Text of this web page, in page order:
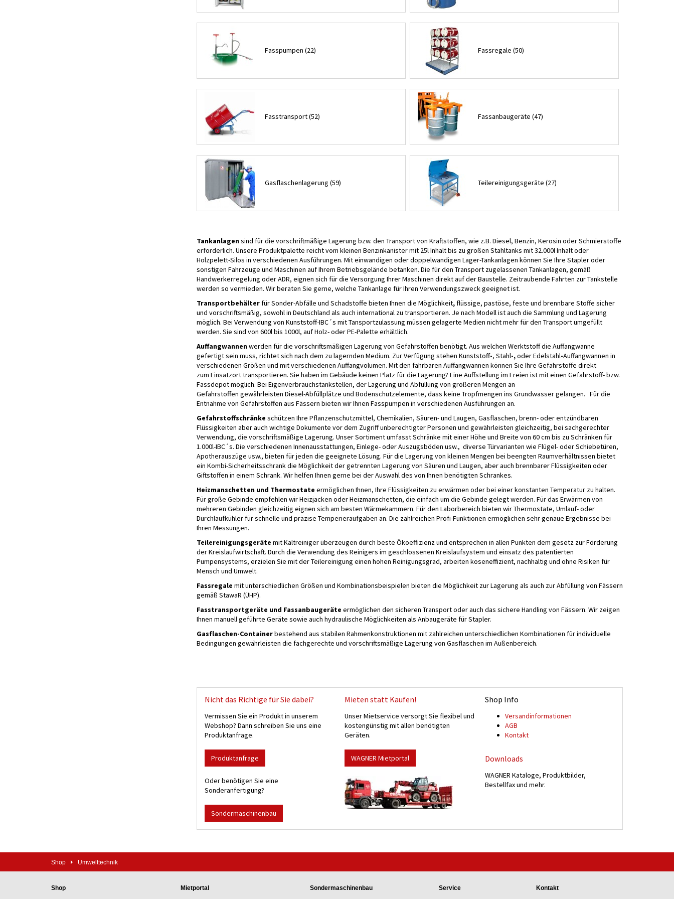
Fasspumpen (22) Fassregale (50)
Fasstransport (52) Fassanbaugeräte (47)
Gasflaschenlagerung (59) Teilereinigungsgeräte (27)
Tankanlagensind für die vorschriftmäßige Lagerung bzw. den Transport von Kraftstoffen, wie z.B. Diesel, Benzin, Kerosin oder Schmierstoffe
erforderlich. Unsere Produktpalette reicht vom kleinen Benzinkanister mit 25l Inhalt bis zu großen Stahltanks mit 32.000l Inhalt oder
Holzpelett-Silos in verschiedenen Ausführungen. Mit einwandigen oder doppelwandigen Lager-Tankanlagen können Sie Ihre Stapler oder
sonstigen Fahrzeuge und Maschinen auf Ihrem Betriebsgelände betanken. Die für den Transport zugelassenen Tankanlagen, gemäß
Handwerkerregelung oder ADR, eignen sich für die Versorgung Ihrer Maschinen direkt auf der Baustelle. Zeitraubende Fahrten zur Tankstelle
werden so vermieden. Wir beraten Sie gerne, welche Tankanlage für Ihren Verwendungszweck geeignet ist.
Transportbehälterfür Sonder-Abfälle und Schadstoffe bieten Ihnen die Möglichkeit,flüssige, pastöse, feste und brennbare Stoffe sicher
und vorschriftsmäßig, sowohl in Deutschland als auch international zu transportieren. Je nach Modell ist auch die Sammlung und Lagerung
möglich. Bei Verwendung von Kunststoff-IBC´s mit Tansportzulassung müssen gelagerte Medien nicht mehr für den Transport umgefüllt
werden. Sie sind von 600l bis 1000l, auf Holz- oder PE-Palette erhältlich.
Auffangwannenwerden für die vorschriftsmäßigen Lagerung von Gefahrstoffen benötigt. Aus welchen Werktstoff die Auffangwanne
gefertigt sein muss, richtet sich nach dem zu lagernden Medium. Zur Verfügung stehen Kunststoff-, Stahl-,oder Edelstahl-Auffangwannen in
verschiedenen Größen und mit verschiedenen Auffangvolumen. Mit den fahrbaren Auffangwannen können Sie Ihre Gefahrstoffe direkt
zum Einsatzort transportieren. Sie haben im Gebäude keinen Platz für die Lagerung? Eine Auffstellung im Freien ist mit einen Gefahrstoff- bzw.
Fassdepot möglich. Bei Eigenverbrauchstankstellen, der Lagerung und Abfüllung von größeren Mengen an
Gefahrstoffen gewährleisten Diesel-Abfüllplätze und Bodenschutzelemente, dass keine Tropfmengen ins Grundwasser gelangen. Für die
Entnahme von Gefahrstoffen aus Fässern bieten wir Ihnen Fasspumpen in verschiedenen Ausführungen an.
Gefahrstoffschränke schützen Ihre Pflanzenschutzmittel, Chemikalien, Säuren- und Laugen, Gasflaschen, brenn- oder entzündbaren
Flüssigkeiten aber auch wichtige Dokumente vor dem Zugriff unberechtigter Personen und gewährleisten gleichzeitig, bei sachgerechter
Verwendung, die vorschriftsmäßige Lagerung. Unser Sortiment umfasst Schränke mit einer Höhe und Breite von 60 cm bis zu Schränken für
1.000l-IBC´s. Die verschiedenen Innenausstattungen, Einlege- oder Auszugsböden usw., diverse Türvarianten wie Flügel- oder Schiebetüren,
Apotherauszüge usw., bieten für jeden die geeignete Lösung. Für die Lagerung von kleinen Mengen bei beengten Raumverhältnissen bietet
ein Kombi-Sicherheitsschrank die Möglichkeit der getrennten Lagerung von Säuren und Laugen, aber auch brennbarer Flüssigkeiten oder
Giftstoffen in einem Schrank. Wir helfen Ihnen gerne bei der Auswahl des von Ihnen benötigten Schrankes.
Heizmanschetten und Thermostate ermöglichen Ihnen, Ihre Flüssigkeiten zu erwärmen oder bei einer konstanten Temperatur zu halten.
Für große Gebinde empfehlen wir Heizjacken oder Heizmanschetten, die einfach um die Gebinde gelegt werden. Für das Erwärmen von
mehreren Gebinden gleichzeitig eignen sich am besten Wärmekammern. Für den Laborbereich bieten wir Thermostate, Umlauf- oder
Durchlaufkühler für schnelle und präzise Temperieraufgaben an. Die zahlreichen Profi-Funktionen ermöglichen sehr genaue Ergebnisse bei
Ihren Messungen.
Teilereinigungsgeräte mit Kaltreiniger überzeugen durch beste Ökoeffizienz und entsprechen in allen Punkten dem gesetz zur Förderung
der Kreislaufwirtschaft. Durch die Verwendung des Reinigers im geschlossenen Kreislaufsystem und einsatz des patentierten
Pumpensystems, erzielen Sie mit der Teilereinigung einen hohen Reinigungsgrad, arbeiten koseneffizient, nachhaltig und ohne Risiken für
Mensch und Umwelt.
Fassregale mit unterschiedlichen Größen und Kombinationsbeispielen bieten die Möglichkeit zur Lagerung als auch zur Abfüllung von Fässern
gemäß StawaR (ÜHP).
Fasstransportgeräte und Fassanbaugeräte ermöglichen den sicheren Transport oder auch das sichere Handling von Fässern. Wir zeigen
Ihnen manuell geführte Geräte sowie auch hydraulische Möglichkeiten als Anbaugeräte für Stapler.
Gasflaschen-Containerbestehend aus stabilen Rahmenkonstruktionen mit zahlreichen unterschiedlichen Kombinationen für individuelle
Bedingungen gewährleisten die fachgerechte und vorschriftsmäßige Lagerung von Gasflaschen im Außenbereich.
Nicht das Richtige für Sie dabei?
Vermissen Sie ein Produkt in unserem
Webshop? Dann schreiben Sie uns eine
Produktanfrage.
Produktanfrage
Oder benötigen Sie eine
Sonderanfertigung?
Sondermaschinenbau
Mieten statt Kaufen!
Unser Mietservice versorgt Sie flexibel und
kostengünstig mit allen benötigten
Geräten.
WAGNER Mietportal
Shop Info
Versand­informationen
AGB
Kontakt
Downloads
WAGNER Kataloge, Produktbilder,
Bestellfax und mehr.
Shop Umwelttechnik
Shop
Mietportal
Sondermaschinenbau
Service
Kontakt